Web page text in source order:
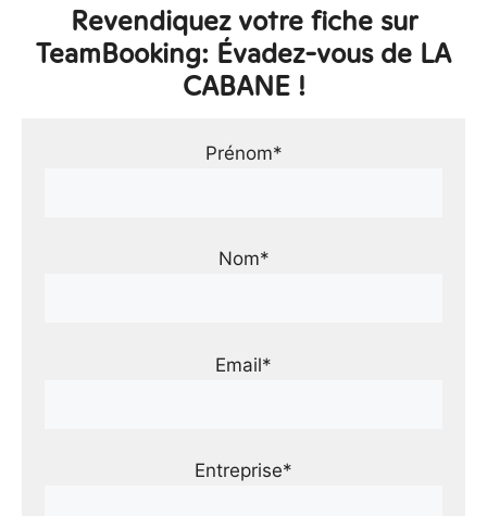
Revendiquez votre fiche sur
TeamBooking: Évadez-vous de LA
CABANE !
Prénom*
Nom*
Email*
Entreprise*